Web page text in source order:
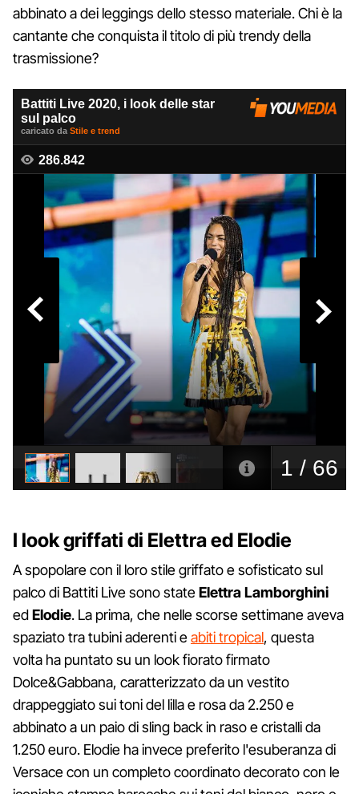
abbinato a dei leggings dello stesso materiale. Chi è la
cantante che conquista il titolo di più trendy della
trasmissione?
I look griffati di Elettra ed Elodie
A spopolare con il loro stile griffato e sofisticato sul
palco di Battiti Live sono stateElettra Lamborghini
edElodie. La prima, che nelle scorse settimane aveva
spaziato tra tubini aderenti eabiti tropical, questa
volta ha puntato su un look fiorato firmato
Dolce&Gabbana, caratterizzato da un vestito
drappeggiato sui toni del lilla e rosa da 2.250 e
abbinato a un paio di sling back in raso e cristalli da
1.250 euro. Elodie ha invece preferito l'esuberanza di
Versace con un completo coordinato decorato con le